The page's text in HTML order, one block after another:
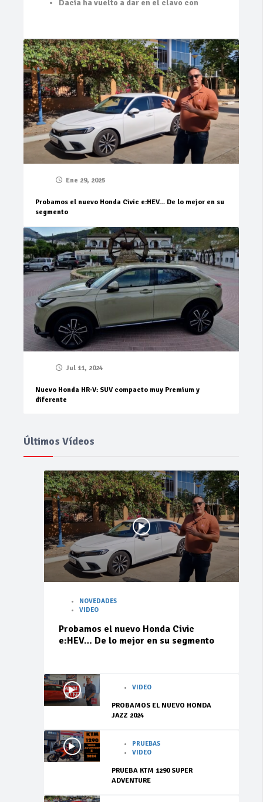
Dacia ha vuelto a dar en el clavo con
Ene 29, 2025
Probamos el nuevo Honda Civic e:HEV… De lo mejor en su
segmento
Jul 11, 2024
Nuevo Honda HR-V: SUV compacto muy Premium y
diferente
Últimos Vídeos
NOVEDADES
VIDEO
Probamos el nuevo Honda Civic
e:HEV… De lo mejor en su segmento
VIDEO
PROBAMOS EL NUEVO HONDA
JAZZ 2024
PRUEBAS
VIDEO
PRUEBA KTM 1290 SUPER
ADVENTURE